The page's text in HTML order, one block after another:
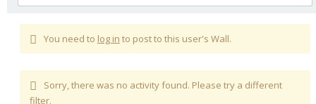
You need to log in to post to this user's Wall.
Sorry, there was no activity found. Please try a different
filter.